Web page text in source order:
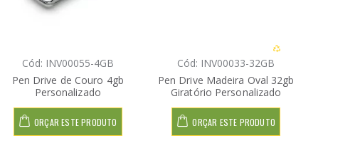
Cód: INV00055-4GB
Pen Drive de Couro 4gb
Personalizado
ORÇAR ESTE PRODUTO
Cód: INV00033-32GB
Pen Drive Madeira Oval 32gb
Giratório Personalizado
ORÇAR ESTE PRODUTO